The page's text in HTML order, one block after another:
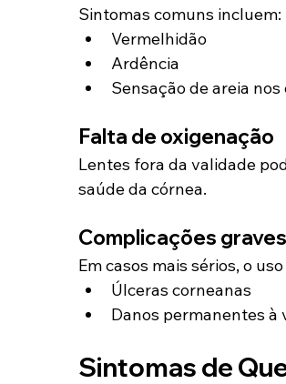
Sintomas comuns incluem:
Vermelhidão
Ardência
Sensação de areia nos
Falta de oxigenação
Lentes fora da validade
saúde da córnea.
Complicações graves
Em casos mais sérios, o
Úlceras corneanas
Danos permanentes à
Sintomas de